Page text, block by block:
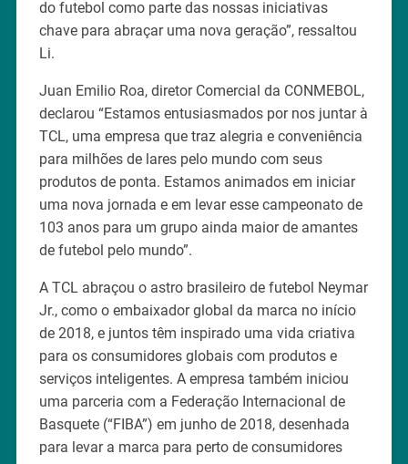
do futebol como parte das nossas iniciativas
chave para abraçar uma nova geração”, ressaltou
Li.
Juan Emilio Roa, diretor Comercial da CONMEBOL,
declarou “Estamos entusiasmados por nos juntar à
TCL, uma empresa que traz alegria e conveniência
para milhões de lares pelo mundo com seus
produtos de ponta. Estamos animados em iniciar
uma nova jornada e em levar esse campeonato de
103 anos para um grupo ainda maior de amantes
de futebol pelo mundo”.
A TCL abraçou o astro brasileiro de futebol Neymar
Jr., como o embaixador global da marca no início
de 2018, e juntos têm inspirado uma vida criativa
para os consumidores globais com produtos e
serviços inteligentes. A empresa também iniciou
uma parceria com a Federação Internacional de
Basquete (“FIBA”) em junho de 2018, desenhada
para levar a marca para perto de consumidores